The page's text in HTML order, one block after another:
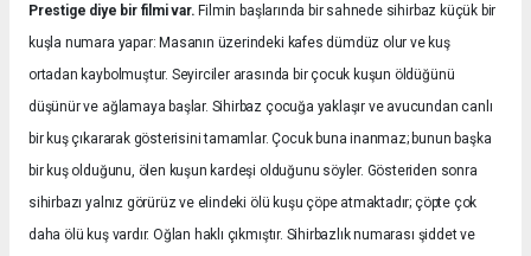
Prestige diye bir filmi var.Filmin başlarında bir sahnede sihirbaz küçük bir
kuşla numara yapar: Masanın üzerindeki kafes dümdüz olur ve kuş
ortadan kaybolmuştur. Seyirciler arasında bir çocuk kuşun öldüğünü
düşünür ve ağlamaya başlar. Sihirbaz çocuğa yaklaşır ve avucundan canlı
bir kuş çıkararak gösterisini tamamlar. Çocuk buna inanmaz; bunun başka
bir kuş olduğunu, ölen kuşun kardeşi olduğunu söyler. Gösteriden sonra
sihirbazı yalnız görürüz ve elindeki ölü kuşu çöpe atmaktadır; çöpte çok
daha ölü kuş vardır. Oğlan haklı çıkmıştır. Sihirbazlık numarası şiddet ve